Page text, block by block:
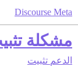
Discourse Meta
مشكلة
الدعم تثبيت